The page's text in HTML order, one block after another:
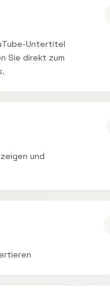
Untertitel
Sie direkt zum
und